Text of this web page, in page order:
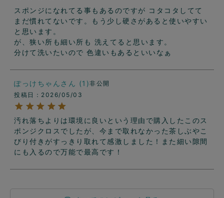
スポンジになれてる事もあるのですが コタコタしてて
まだ慣れてないです。もう少し硬さがあると使いやすい
と思います。
が、狭い所も細い所も 洗えてると思います。
分けて洗いたいので 色違いもあるといいなぁ
ぽっけちゃん 1
非公開
投稿日
2026/05/03
汚れ落ちよりは環境に良いという理由で購入したこのス
ポンジクロスでしたが、今まで取れなかった茶しぶやこ
びり付きがすっきり取れて感激しました！また細い隙間
にも入るので万能で最高です！